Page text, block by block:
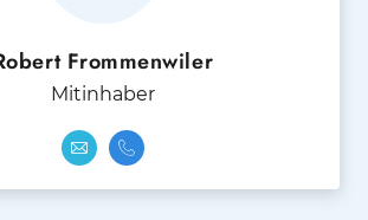
Frommenwiler
Mitinhaber